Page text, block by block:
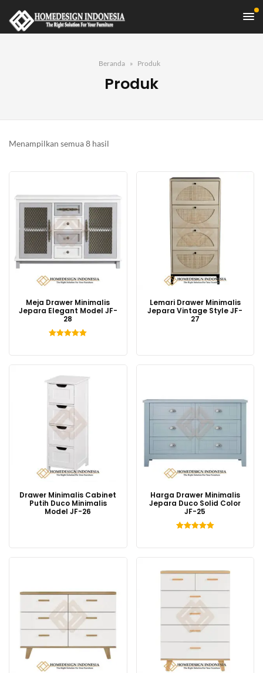
Beranda Produk
Produk
Menampilkan semua 8 hasil
yang
Meja Drawer Minimalis
Jepara Elegant Model JF-
28
dari 5
Lemari Drawer Minimalis
Jepara Vintage Style JF-
27
Drawer Minimalis Cabinet
Putih Duco Minimalis
Model JF-26
Harga Drawer Minimalis
Jepara Duco Solid Color
JF-25
dari 5